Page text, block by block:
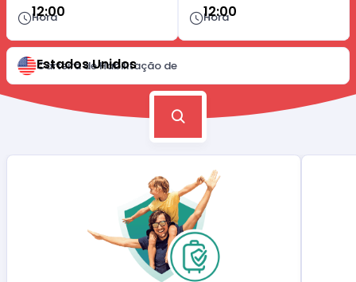
Hora
12:00 Hora
12:00
Carteira de Habilitação de
Estados Unidos